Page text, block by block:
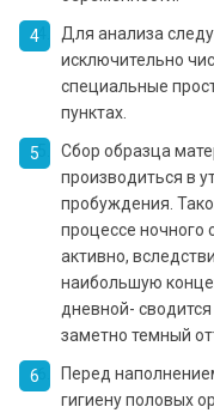
Для анализа
исключительно
специальные
пунктах.
Сбор образца
производиться в
пробуждения.
процессе ночного
активно,
наибольшую
дневной-
заметно темный
Перед
гигиену половых